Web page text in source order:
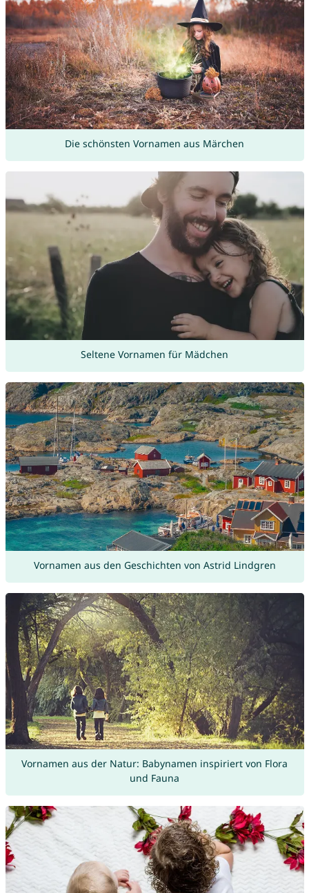
Die schönsten Vornamen aus Märchen
Seltene Vornamen für Mädchen
Vornamen aus den Geschichten von Astrid Lindgren
Vornamen aus der Natur: Babynamen inspiriert von Flora
und Fauna